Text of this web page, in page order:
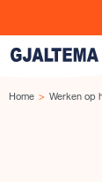
Ga naar de
Home Werken op